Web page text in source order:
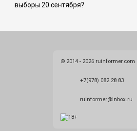
выборы 20 сентября?
© 2014 - 2026 ruinformer.com
+7(978) 082 28 83
ruinformer@inbox.ru